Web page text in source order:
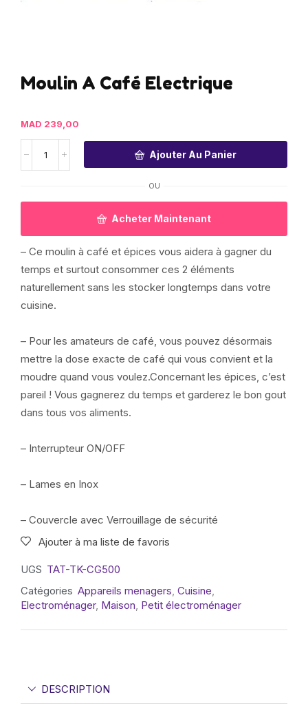
Moulin A Café Electrique
MAD 239,00
Ajouter Au Panier
OU
Acheter Maintenant
– Ce moulin à café et épices vous aidera à gagner du
temps et surtout consommer ces 2 éléments
naturellement sans les stocker longtemps dans votre
cuisine.
– Pour les amateurs de café, vous pouvez désormais
mettre la dose exacte de café qui vous convient et la
moudre quand vous voulez.Concernant les épices, c’est
pareil ! Vous gagnerez du temps et garderez le bon gout
dans tous vos aliments.
– Interrupteur ON/OFF
– Lames en Inox
– Couvercle avec Verrouillage de sécurité
Ajouter à ma liste de favoris
UGS TAT-TK-CG500
Catégories Appareils menagers, Cuisine,
Electroménager, Maison, Petit électroménager
DESCRIPTION